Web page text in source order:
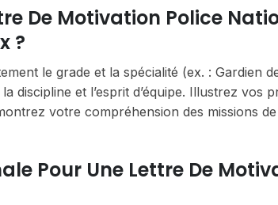
De Motivation Police
?
le grade et la spécialité (ex. : Gardien
discipline et l’esprit d’équipe. Illustrez vos
votre compréhension des missions
Pour Une Lettre De